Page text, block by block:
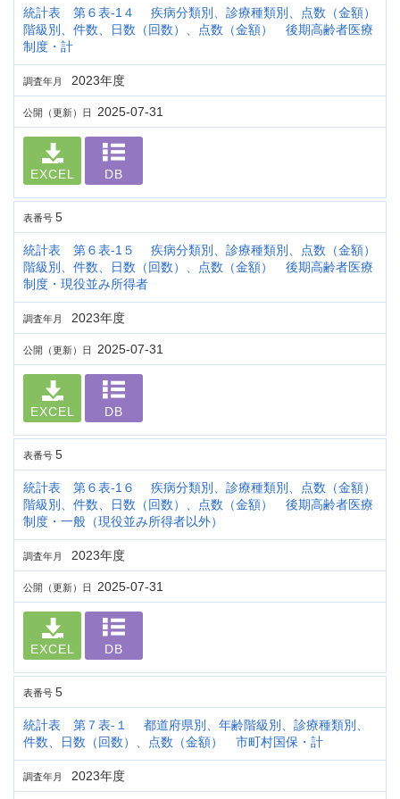
統計表 第６表-1４ 疾病分類別、診療種類別、点数（金額）
階級別、件数、日数（回数）、点数（金額） 後期高齢者医療
制度・計
調査年月 2023年度
公開（更新）日 2025-07-31
EXCEL DB
表番号 5
統計表 第６表-1５ 疾病分類別、診療種類別、点数（金額）
階級別、件数、日数（回数）、点数（金額） 後期高齢者医療
制度・現役並み所得者
調査年月 2023年度
公開（更新）日 2025-07-31
EXCEL DB
表番号 5
統計表 第６表-1６ 疾病分類別、診療種類別、点数（金額）
階級別、件数、日数（回数）、点数（金額） 後期高齢者医療
制度・一般（現役並み所得者以外）
調査年月 2023年度
公開（更新）日 2025-07-31
EXCEL DB
表番号 5
統計表 第７表-１ 都道府県別、年齢階級別、診療種類別、
件数、日数（回数）、点数（金額） 市町村国保・計
調査年月 2023年度